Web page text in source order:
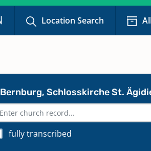
Location Search
Bernburg, Schlosskirche St.
fully transcribed
Kirchenbuch Bernburg, St.
Konfirmationen 1889-1898
Konfirmationen 1898-1907